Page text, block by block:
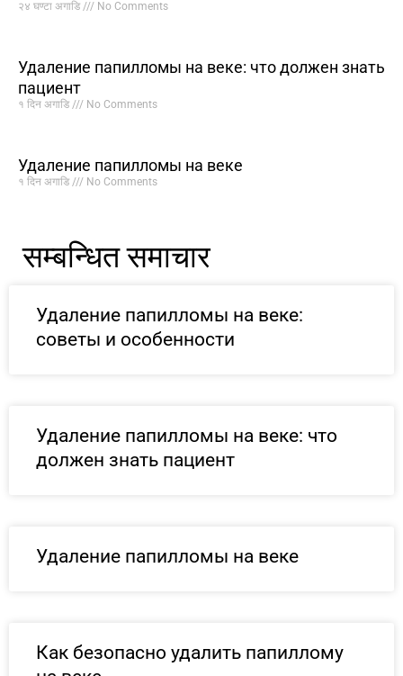
२४ घण्टा अगाडि No Comments
Удаление папилломы на веке: что должен знать
пациент
१ दिन अगाडि No Comments
Удаление папилломы на веке
१ दिन अगाडि No Comments
सम्बन्धित समाचार
Удаление папилломы на веке:
советы и особенности
Удаление папилломы на веке: что
должен знать пациент
Удаление папилломы на веке
Как безопасно удалить папиллому